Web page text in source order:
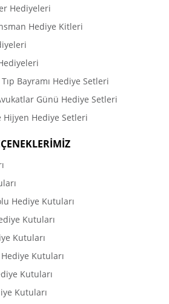
Hediyeleri
Hediye Kitleri
Bayramı Hediye Setleri
Günü Hediye Setleri
Hijyen Hediye Setleri
Hediye Kutuları
Kutuları
Kutuları
Kutuları
Kutuları
Kutuları